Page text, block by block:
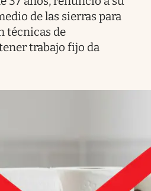
de las sierras para
técnicas de
trabajo fijo da